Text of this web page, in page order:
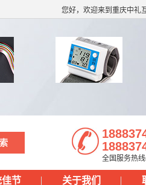
您好，欢迎来到重庆中礼
全国服务热
节 关于我们